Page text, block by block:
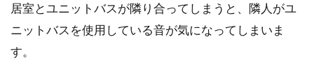
居室とユニットバスが隣り合ってしまうと、隣人がユ
ニットバスを使用している音が気になってしまいま
す。